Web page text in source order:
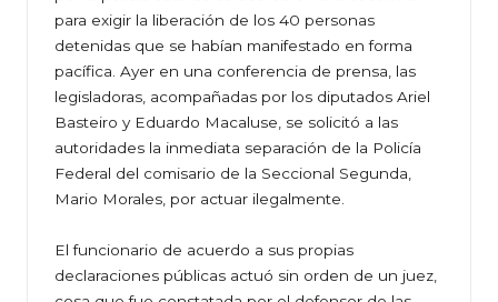
para exigir la liberación de los 40 personas
detenidas que se habían manifestado en forma
pacífica. Ayer en una conferencia de prensa, las
legisladoras, acompañadas por los diputados Ariel
Basteiro y Eduardo Macaluse, se solicitó a las
autoridades la inmediata separación de la Policía
Federal del comisario de la Seccional Segunda,
Mario Morales, por actuar ilegalmente.
El funcionario de acuerdo a sus propias
declaraciones públicas actuó sin orden de un juez,